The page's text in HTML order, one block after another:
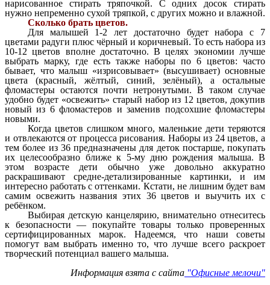
нарисованное стирать тряпочкой. С одних досок стирать
нужно непременно сухой тряпкой, с других можно и влажной.
Сколько брать цветов.
Для малышей 1-2 лет достаточно будет набора с 7
цветами радуги плюс чёрный и коричневый. То есть набора из
10-12 цветов вполне достаточно. В целях экономии лучше
выбрать марку, где есть также наборы по 6 цветов: часто
бывает, что малыш «изрисовывает» (высушивает) основные
цвета (красный, жёлтый, синий, зелёный), а остальные
фломастеры остаются почти нетронутыми. В таком случае
удобно будет «освежить» старый набор из 12 цветов, докупив
новый из 6 фломастеров и заменив подсохшие фломастеры
новыми.
Когда цветов слишком много, маленькие дети теряются
и отвлекаются от процесса рисования. Наборы из 24 цветов, а
тем более из 36 предназначены для деток постарше, покупать
их целесообразно ближе к 5-му дню рождения малыша. В
этом возрасте дети обычно уже довольно аккуратно
раскрашивают средне-детализированные картинки, и им
интересно работать с оттенками. Кстати, не лишним будет вам
самим освежить названия этих 36 цветов и выучить их с
ребёнком.
Выбирая детскую канцелярию, внимательно отнеситесь
к безопасности — покупайте товары только проверенных
сертифицированных марок. Надеемся, что наши советы
помогут вам выбрать именно то, что лучше всего раскроет
творческий потенциал вашего малыша.
Информация взята с сайта "Офисные мелочи"